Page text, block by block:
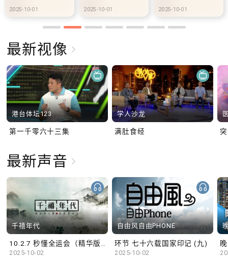
01 2025-10-02
设300个电动车
充电站
2025-10-02
充
最新视像
港台体坛123
第一千零六十三集
学人沙龙
满肚食经
最新声音
千禧年代
2025-10-02
自由风自由PHONE
环节 七十六载国家印记 (九)
2025-10-02